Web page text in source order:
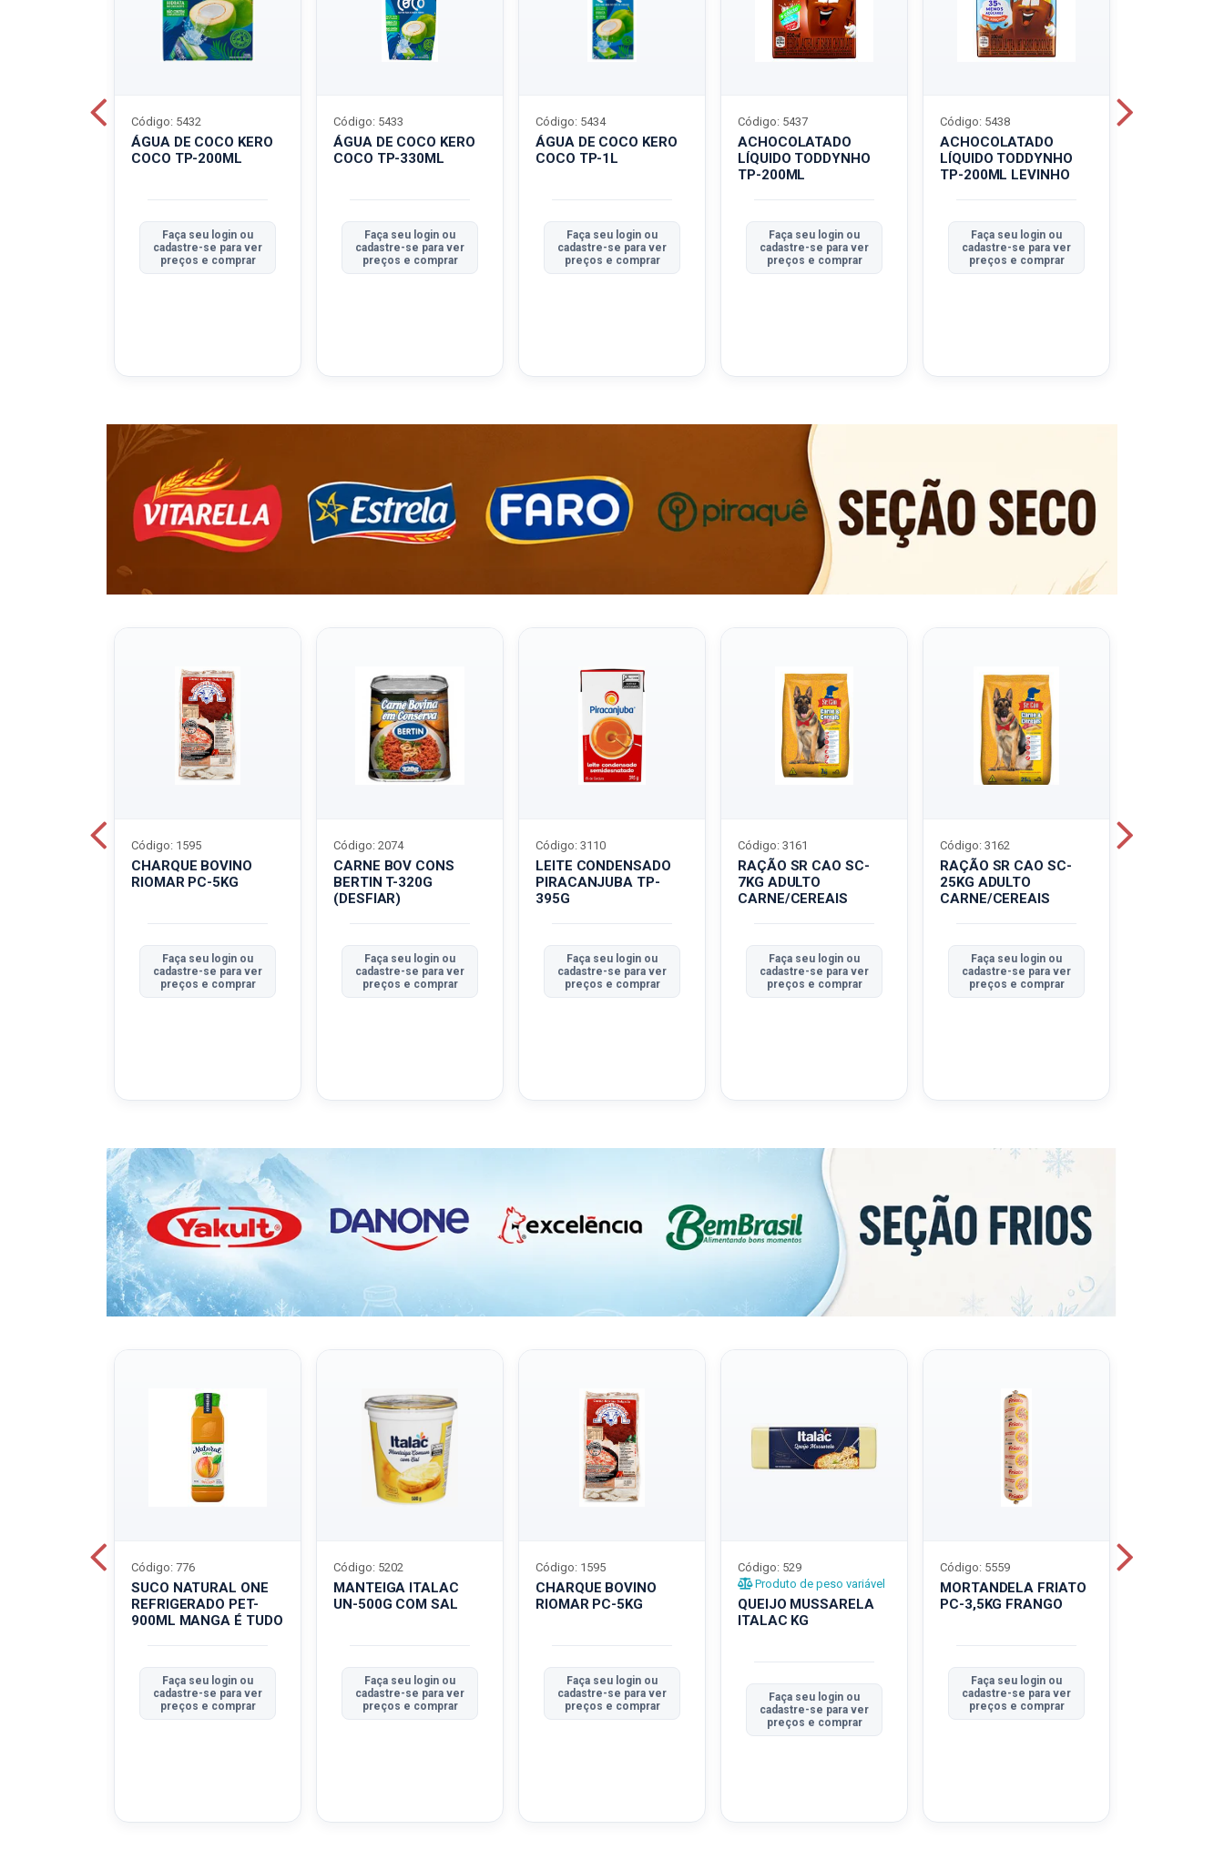
ÁGUA DE COCO KERO
COCO TP-200ML
Código: 5432
Faça seu login ou
cadastre-se para ver
preços e comprar
ÁGUA DE COCO KERO
COCO TP-330ML
Código: 5433
Faça seu login ou
cadastre-se para ver
preços e comprar
ÁGUA DE COCO KERO
COCO TP-1L
Código: 5434
Faça seu login ou
cadastre-se para ver
preços e comprar
ACHOCOLATADO
LÍQUIDO TODDYNHO
TP-200ML
Código: 5437
Faça seu login ou
cadastre-se para ver
preços e comprar
ACHOCOLATADO
LÍQUIDO TODDYNHO
TP-200ML LEVINHO
Código: 5438
Faça seu login ou
cadastre-se para ver
preços e comprar
CHARQUE BOVINO
RIOMAR PC-5KG
Código: 1595
Faça seu login ou
cadastre-se para ver
preços e comprar
CARNE BOV CONS
BERTIN T-320G
(DESFIAR)
Código: 2074
Faça seu login ou
cadastre-se para ver
preços e comprar
LEITE CONDENSADO
PIRACANJUBA TP-
395G
Código: 3110
Faça seu login ou
cadastre-se para ver
preços e comprar
RAÇÃO SR CAO SC-
7KG ADULTO
CARNE/CEREAIS
Código: 3161
Faça seu login ou
cadastre-se para ver
preços e comprar
RAÇÃO SR CAO SC-
25KG ADULTO
CARNE/CEREAIS
Código: 3162
Faça seu login ou
cadastre-se para ver
preços e comprar
SUCO NATURAL ONE
REFRIGERADO PET-
900ML MANGA É TUDO
Código: 776
Faça seu login ou
cadastre-se para ver
preços e comprar
MANTEIGA ITALAC
UN-500G COM SAL
Código: 5202
Faça seu login ou
cadastre-se para ver
preços e comprar
CHARQUE BOVINO
RIOMAR PC-5KG
Código: 1595
Faça seu login ou
cadastre-se para ver
preços e comprar
QUEIJO MUSSARELA
ITALAC KG
Código: 529
Produto de peso variável
Faça seu login ou
cadastre-se para ver
preços e comprar
MORTANDELA FRIATO
PC-3,5KG FRANGO
Código: 5559
Faça seu login ou
cadastre-se para ver
preços e comprar